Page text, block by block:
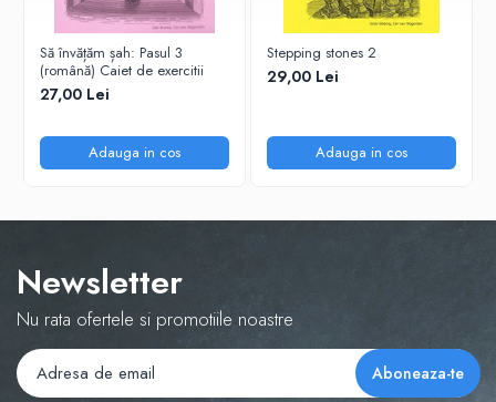
Să învățăm șah: Pasul 3
(română) Caiet de exercitii
27,00 Lei
Adauga in cos
Stepping stones 2
29,00 Lei
Adauga in cos
Newsletter
Nu rata ofertele si promotiile noastre